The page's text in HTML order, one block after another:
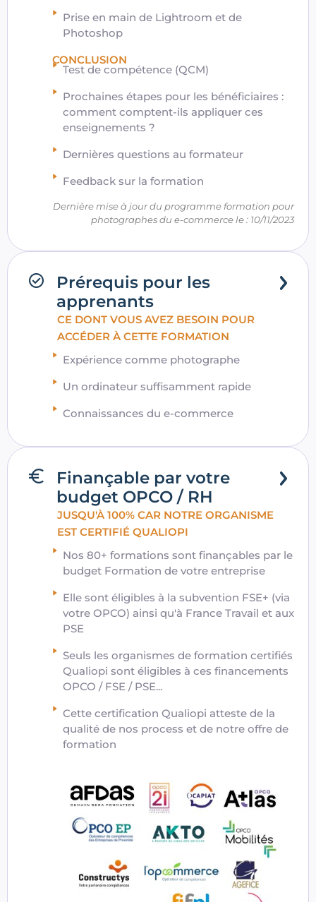
Prise en main de Lightroom et de
Photoshop
CONCLUSION
Test de compétence (QCM)
Prochaines étapes pour les bénéficiaires :
comment comptent-ils appliquer ces
enseignements ?
Dernières questions au formateur
Feedback sur la formation
Dernière mise à jour du programme formation pour
photographes du e-commerce le : 10/11/2023
Prérequis pour les
apprenants
CE DONT VOUS AVEZ BESOIN POUR
ACCÉDER À CETTE FORMATION
Expérience comme photographe
Un ordinateur suffisamment rapide
Connaissances du e-commerce
Finançable par votre
budget OPCO / RH
JUSQU'À 100% CAR NOTRE ORGANISME
EST CERTIFIÉ QUALIOPI
Nos 80+ formations sont finançables par le
budget Formation de votre entreprise
Elle sont éligibles à la subvention FSE+ (via
votre OPCO) ainsi qu'à France Travail et aux
PSE
Seuls les organismes de formation certifiés
Qualiopi sont éligibles à ces financements
OPCO / FSE / PSE...
Cette certification Qualiopi atteste de la
qualité de nos process et de notre offre de
formation